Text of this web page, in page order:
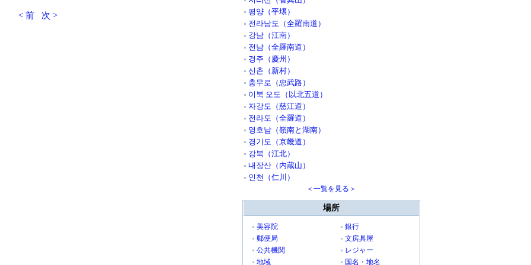
< 前 次 >
평양（平壌）
전라남도（全羅南道）
강남（江南）
전남（全羅南道）
경주（慶州）
신촌（新村）
충무로（忠武路）
이북 오도（以北五道）
자강도（慈江道）
전라도（全羅道）
영호남（嶺南と湖南）
경기도（京畿道）
강북（江北）
내장산（内蔵山）
인천（仁川）
＜一覧を見る＞
場所
美容院
銀行
郵便局
文房具屋
公共機関
レジャー
地域
国名・地名